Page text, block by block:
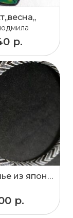
р.
Жгут-колье из японского бисера
р.